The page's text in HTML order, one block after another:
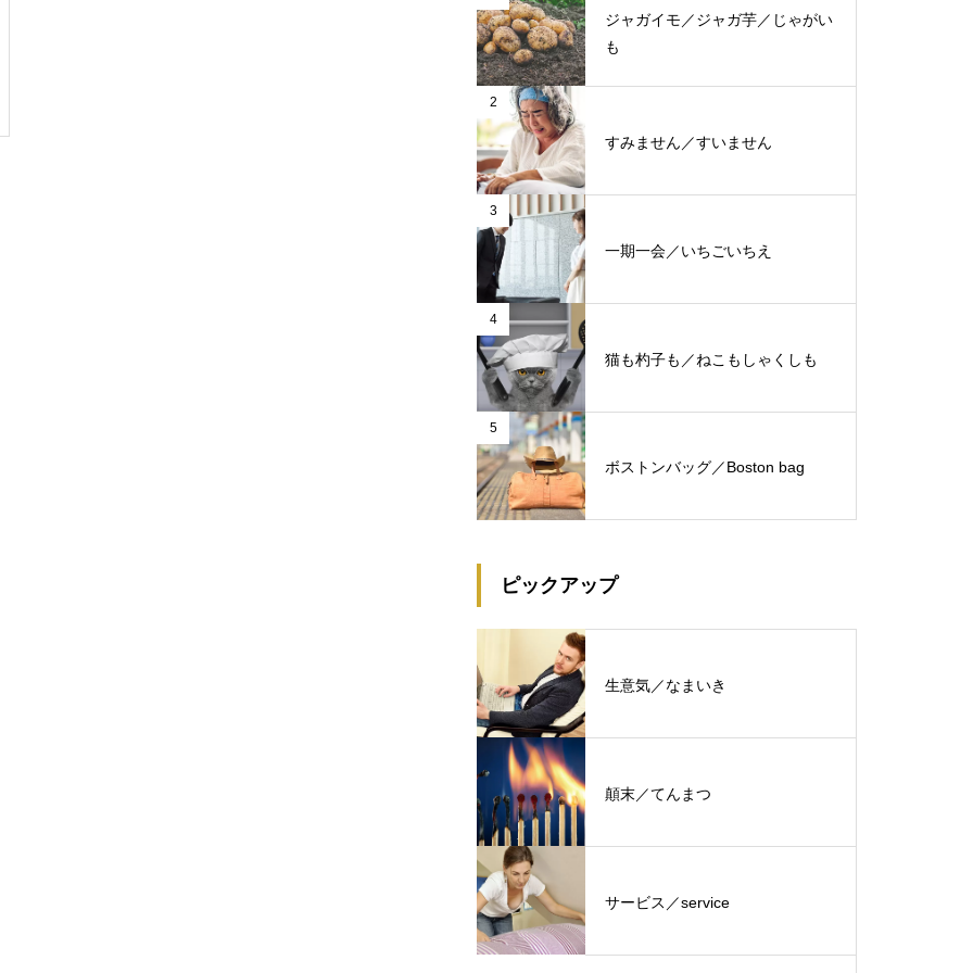
ジャガイモ／ジャガ芋／じゃがい
も
2
すみません／すいません
3
一期一会／いちごいちえ
4
猫も杓子も／ねこもしゃくしも
5
ボストンバッグ／Boston bag
ピックアップ
生意気／なまいき
顛末／てんまつ
サービス／service